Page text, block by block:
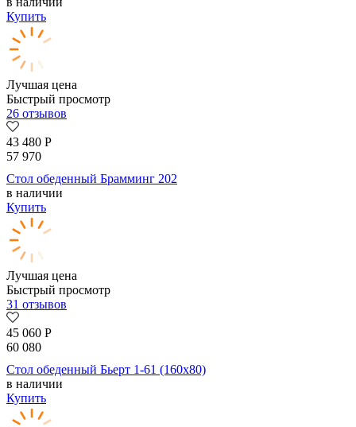
Купить
Лучшая цена
Быстрый просмотр
26 отзывов
43 480 Р
57 970
Стол обеденный Брамминг 202
в наличии
Купить
Лучшая цена
Быстрый просмотр
31 отзывов
45 060 Р
60 080
Стол обеденный Бьерт 1-61 (160х80)
в наличии
Купить